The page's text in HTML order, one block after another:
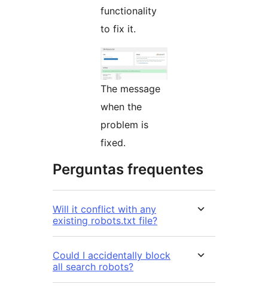
functionality
to fix it.
The message
when the
problem is
fixed.
Perguntas frequentes
Will it conflict with any
existing robots.txt file?
Could I accidentally block
all search robots?